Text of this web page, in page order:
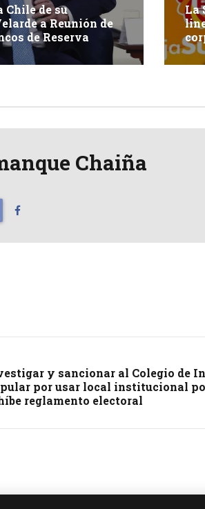
Chile de su
a Reunión de
de Reserva
La
Chaiña
y sancionar al Colegio de
por usar local institucional
reglamento electoral